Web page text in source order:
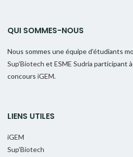
QUI SOMMES-NOUS
Nous sommes une équipe d’étudiants
Sup’Biotech et ESME Sudria participant à
concours iGEM.
LIENS UTILES
iGEM
Sup’Biotech